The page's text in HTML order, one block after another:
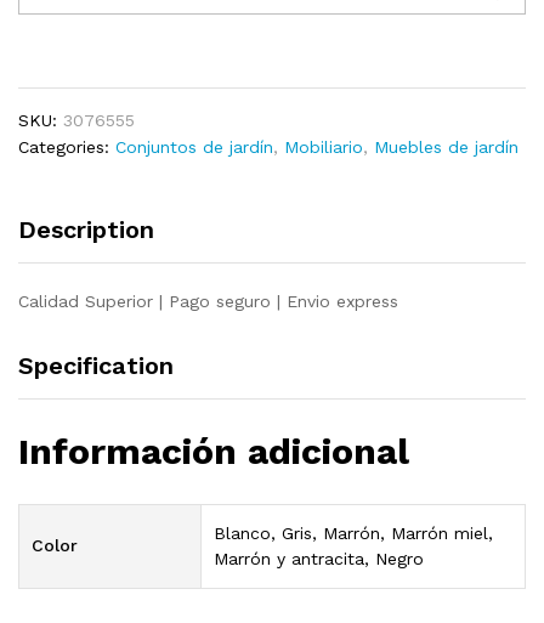
muebles
pzas
y
pino
SKU: 3076555
Categories: Conjuntos de jardín, Mobiliario, Muebles de jardín
Description
Calidad Superior | Pago seguro | Envio express
Specification
Información adicional
Color
Blanco, Gris, Marrón, Marrón miel,
Marrón y antracita, Negro